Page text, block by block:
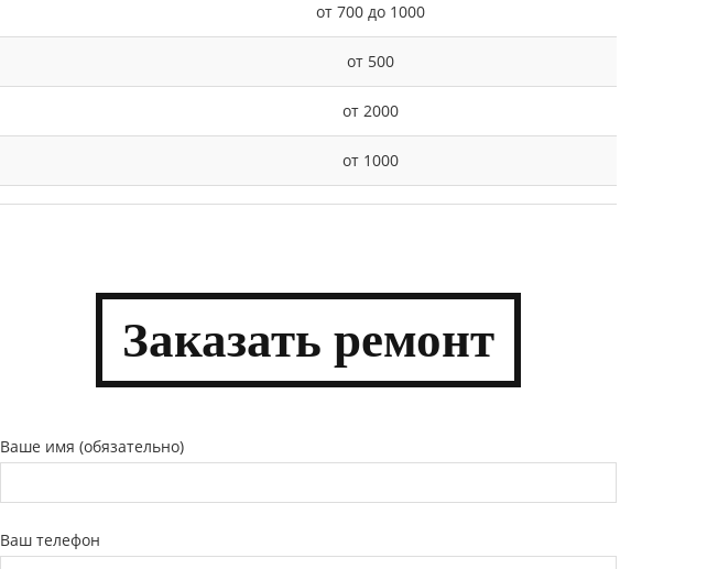
от 700 до 1000
от 500
от 2000
от 1000
Заказать ремонт
Ваше имя (обязательно)
Ваш телефон